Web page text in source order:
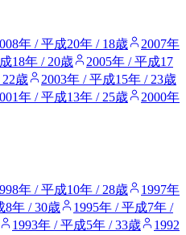
年 / 平成20年 / 18歳
2007年
18年 / 20歳
2005年 / 平成17
22歳
2003年 / 平成15年 / 23歳
年 / 平成13年 / 25歳
2000年
年 / 平成10年 / 28歳
1997年
8年 / 30歳
1995年 / 平成7年 /
1993年 / 平成5年 / 33歳
1992